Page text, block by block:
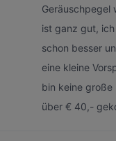
Geräuschpegel
ist ganz gut,
schon besser
eine kleine
bin keine große
über € 40,-